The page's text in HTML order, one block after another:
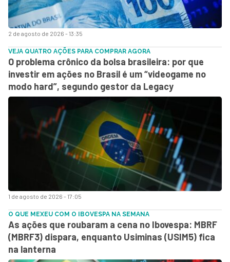
2 de agosto de 2026 - 13:35
1 de agosto de 2026 - 17:05
VEJA QUATRO AÇÕES PARA COMPRAR AGORA
O problema crônico da bolsa brasileira: por que
investir em ações no Brasil é um “videogame no
modo hard”, segundo gestor da Legacy
O QUE MEXEU COM O IBOVESPA NA SEMANA
As ações que roubaram a cena no Ibovespa: MBRF
(MBRF3) dispara, enquanto Usiminas (USIM5) fica
na lanterna